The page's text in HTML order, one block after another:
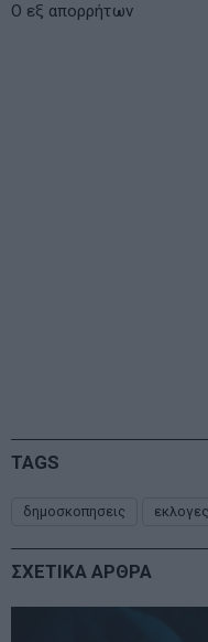
Ο εξ απορρήτων
TAGS
δημοσκοπησεις εκλογες
ΣΧΕΤΙΚΑ ΑΡΘΡΑ